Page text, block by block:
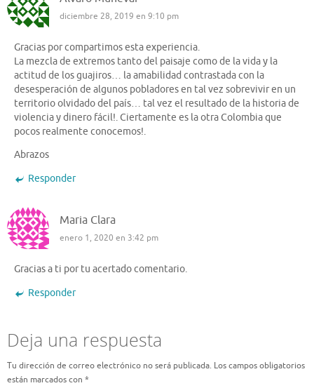
diciembre 28, 2019 en 9:10 pm
Gracias por compartimos esta experiencia.
La mezcla de extremos tanto del paisaje como de la vida y la
actitud de los guajiros… la amabilidad contrastada con la
desesperación de algunos pobladores en tal vez sobrevivir en un
territorio olvidado del país… tal vez el resultado de la historia de
violencia y dinero fácil!. Ciertamente es la otra Colombia que
pocos realmente conocemos!.
Abrazos
Responder
Maria Clara
enero 1, 2020 en 3:42 pm
Gracias a ti por tu acertado comentario.
Responder
Deja una respuesta
Tu dirección de correo electrónico no será publicada. Los campos obligatorios
están marcados con *